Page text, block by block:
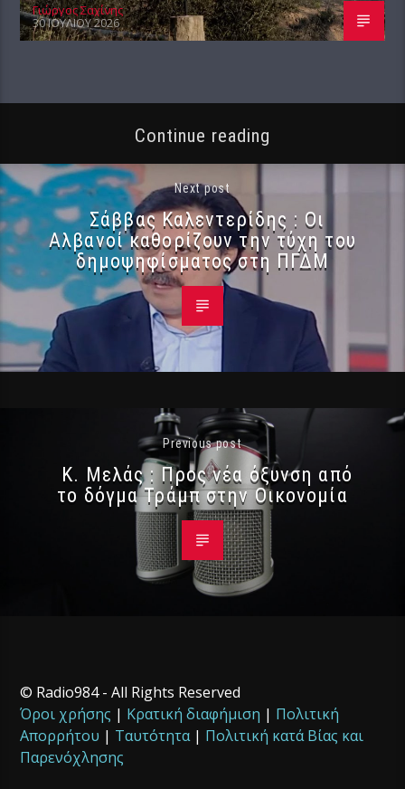
Γιώργος Σαχίνης
30 ΙΟΥΛΊΟΥ 2026
Continue reading
Next post
Σάββας Καλεντερίδης : Οι
Αλβανοί καθορίζουν την τύχη του
δημοψηφίσματος στη ΠΓΔΜ
Previous post
Κ. Μελάς : Προς νέα όξυνση από
το δόγμα Τράμπ στην Οικονομία
© Radio984 - All Rights Reserved
Όροι χρήσης | Κρατική διαφήμιση | Πολιτική
Απορρήτου | Ταυτότητα| Πολιτική κατά Βίας και
Παρενόχλησης